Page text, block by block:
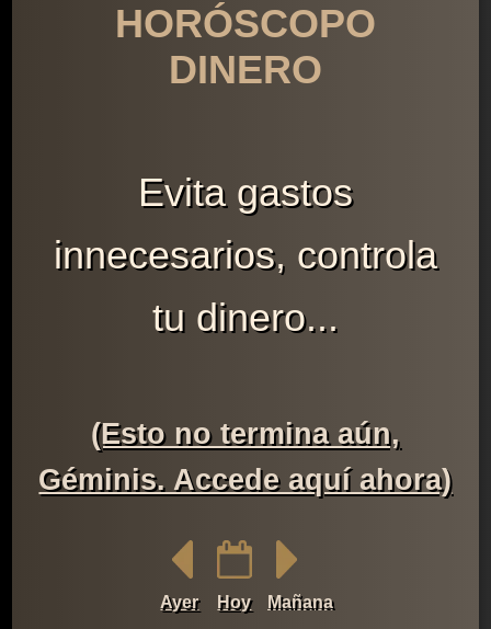
HORÓSCOPO
DINERO
Evita gastos
innecesarios, controla
tu dinero...
(Esto no termina aún,
Géminis. Accede aquí ahora)
Ayer Hoy Mañana